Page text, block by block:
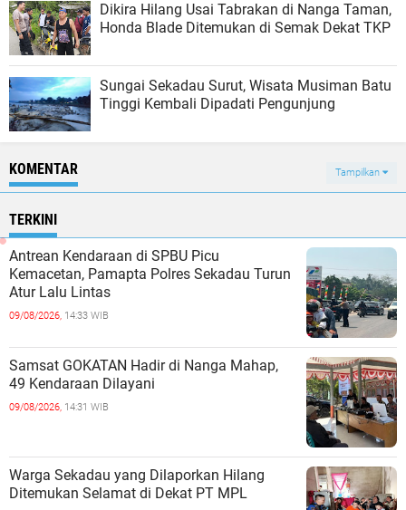
Dikira Hilang Usai Tabrakan di Nanga Taman,
Honda Blade Ditemukan di Semak Dekat TKP
Sungai Sekadau Surut, Wisata Musiman Batu
Tinggi Kembali Dipadati Pengunjung
KOMENTAR Tampilkan
TERKINI
Antrean Kendaraan di SPBU Picu
Kemacetan, Pamapta Polres Sekadau Turun
Atur Lalu Lintas
09/08/2026, 14:33 WIB
Samsat GOKATAN Hadir di Nanga Mahap,
49 Kendaraan Dilayani
09/08/2026, 14:31 WIB
Warga Sekadau yang Dilaporkan Hilang
Ditemukan Selamat di Dekat PT MPL